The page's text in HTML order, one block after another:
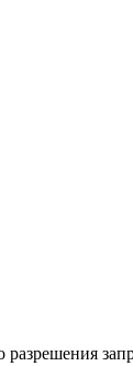
разрешения